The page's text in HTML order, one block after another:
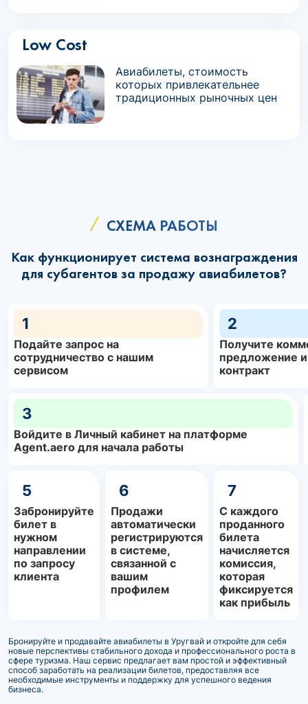
Low Cost
Авиабилеты, стоимость
которых привлекательнее
традиционных рыночных цен
СХЕМА РАБОТЫ
Как функционирует система вознаграждения
для субагентов за продажу авиабилетов?
1
Подайте запрос на
сотрудничество с нашим
сервисом
2
Получите
предложение
контракт
3
Войдите в Личный кабинет на платформе
Agent.aero для начала работы
5
Забронируйте
билет в
нужном
направлении
по запросу
клиента
6
Продажи
автоматически
регистрируются
в системе,
связанной с
вашим
профилем
7
С каждого
проданного
билета
начисляется
комиссия,
которая
фиксируется
как прибыль
Бронируйте и продавайте авиабилеты в Уругвай и откройте для себя
новые перспективы стабильного дохода и профессионального роста в
сфере туризма. Наш сервис предлагает вам простой и эффективный
способ заработать на реализации билетов, предоставляя все
необходимые инструменты и поддержку для успешного ведения
бизнеса.